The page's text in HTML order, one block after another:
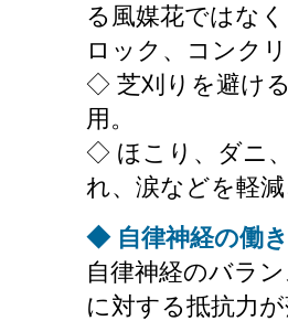
る風媒花ではな
ロック、コンク
◇ 芝刈りを避け
用。
◇ ほこり、ダニ
れ、涙などを軽
◆ 自律神経の働
自律神経のバラ
に対する抵抗力